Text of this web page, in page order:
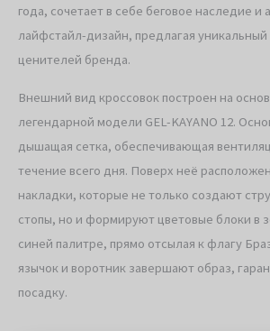
года, сочетает в себе беговое наследие и
лайфстайл-дизайн, предлагая
ценителей бренда.
Внешний вид кроссовок построен на
легендарной модели GEL-KAYANO 12.
дышащая сетка, обеспечивающая
течение всего дня. Поверх неё
накладки, которые не только создают
стопы, но и формируют цветовые блоки в
синей палитре, прямо отсылая к флагу
язычок и воротник завершают образ,
посадку.